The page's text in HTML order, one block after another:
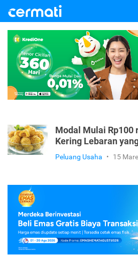
Modal Mulai Rp100
Kering Lebaran
Peluang Usaha • 15